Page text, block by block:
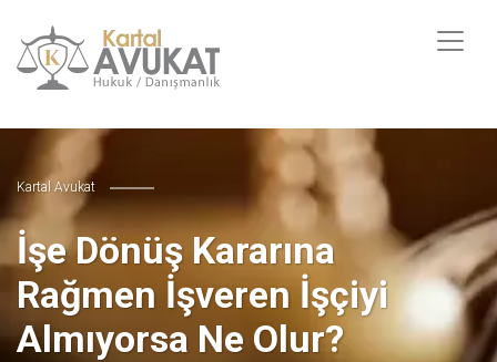
Kartal Avukat
İşe Dönüş Kararına
Rağmen İşveren İşçiyi
Almıyorsa Ne Olur?